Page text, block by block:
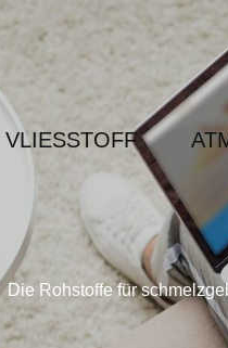
VLIESSTOFF
Die Rohstoffe für